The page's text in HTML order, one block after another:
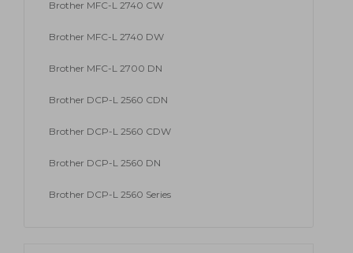
Brother MFC-L 2740 CW
Brother MFC-L 2740 DW
Brother MFC-L 2700 DN
Brother DCP-L 2560 CDN
Brother DCP-L 2560 CDW
Brother DCP-L 2560 DN
Brother DCP-L 2560 Series